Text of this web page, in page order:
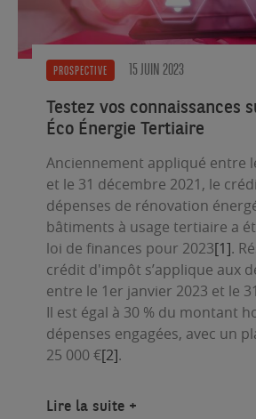
PROSPECTIVE 15 JUIN 2023
Testez vos connaissances
Éco Énergie Tertiaire
Anciennement appliqué entre
et le 31 décembre 2021, le
dépenses de rénovation
bâtiments à usage tertiaire a
loi de finances pour 2023[1].
crédit d'impôt s’applique aux
entre le 1er janvier 2023 et le
Il est égal à 30 % du montant
dépenses engagées, avec un
25 000 €[2].
Lire la suite